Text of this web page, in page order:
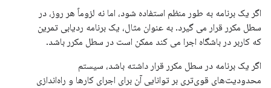
اگر یک برنامه به طور منظم استفاده شود، اما نه لزوماً هر روز، در
سطل مکرر قرار می گیرد. به عنوان مثال، یک برنامه ردیابی تمرین
که کاربر در باشگاه اجرا می کند ممکن است در سطل مکرر باشد.
اگر یک برنامه در سطل مکرر قرار داشته باشد، سیستم
محدودیت‌های قوی‌تری بر توانایی آن برای اجرای کارها و راه‌اندازی